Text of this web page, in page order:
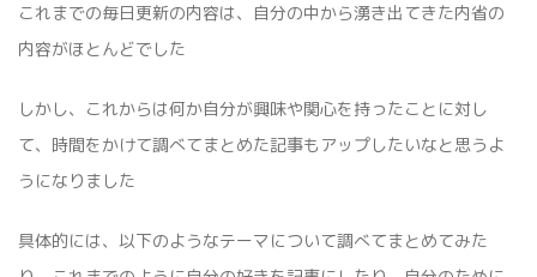
これまでの毎日更新の内容は、自分の中から湧き出てきた内省の
内容がほとんどでした
しかし、これからは何か自分が興味や関心を持ったことに対し
て、時間をかけて調べてまとめた記事もアップしたいなと思うよ
うになりました
具体的には、以下のようなテーマについて調べてまとめてみた